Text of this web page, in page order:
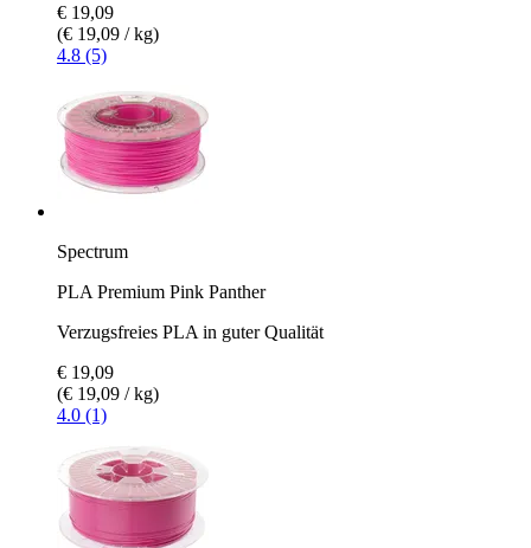
€ 19,09
(€ 19,09 / kg)
4.8 (5)
Spectrum
PLA Premium Pink Panther
Verzugsfreies PLA in guter Qualität
€ 19,09
(€ 19,09 / kg)
4.0 (1)